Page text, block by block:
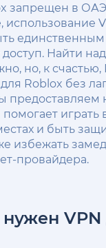
запрещен в
Найти
но, к счастью,
Roblox без
предоставляем
играть
и быть
избежать
провайдера.
VPN